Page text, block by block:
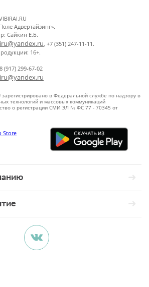
Адвертайзинг».
Сайкин Е.Б.
, +7 (351) 247-11-11.
16+.
(917) 299-67-02
зарегистрировано в Федеральной службе по надзору в
технологий и массовых коммуникаций
о регистрации СМИ ЭЛ № ФС 77 - 70345 от